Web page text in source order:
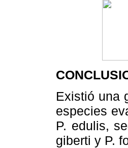
Existió una
especies
P. edulis,
giberti y P.